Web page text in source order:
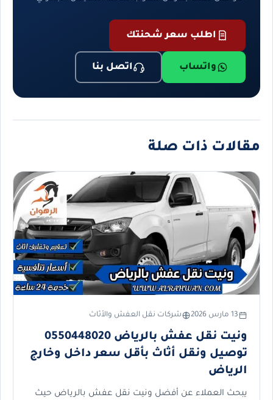
اطلب سعر شحنتك
واتساب اتصل بنا
مقالات ذات صلة
13 مارس 2026 شركات نقل العفش والأثاث
ونيت نقل عفش بالرياض 0550448020
توصيل ونقل أثاث بأقل سعر داخل وخارج
الرياض
يبحث العملاء عن أفضل ونيت نقل عفش بالرياض حيث